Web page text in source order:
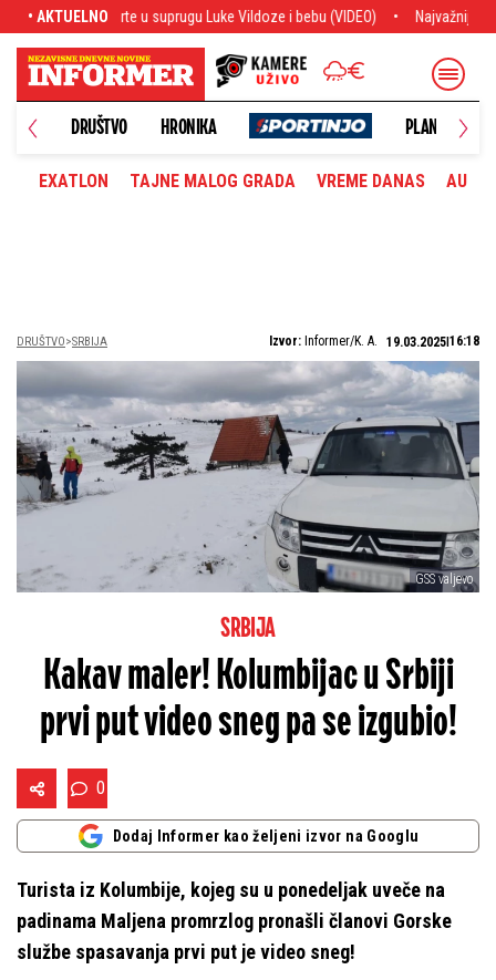
• AKTUELNO
Vildoze i bebu (VIDEO) Najvažnije sa transfer pijace: Siti odbio
DRUŠTVO HRONIKA PLANETA
EXATLON TAJNE MALOG GRADA VREME DANAS
DRUŠTVO SRBIJA Izvor: Informer/K. A. 19.03.2025 16:18
GSS valjevo
SRBIJA
Kakav maler! Kolumbijac u Srbiji
prvi put video sneg pa se izgubio!
0
Dodaj Informer kao željeni izvor na Googlu
Turista iz Kolumbije, kojeg su u ponedeljak uveče na
padinama Maljena promrzlog pronašli članovi Gorske
službe spasavanja prvi put je video sneg!